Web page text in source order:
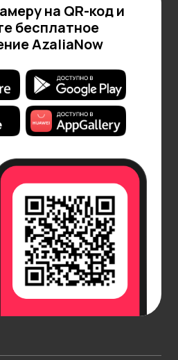
на QR-код и
бесплатное
AzaliaNow